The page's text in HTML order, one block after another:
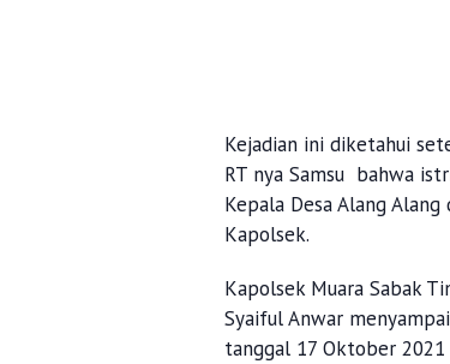
Kejadian ini diketahui
RT nya Samsu bahwa
Kepala Desa Alang
Kapolsek.
Kapolsek Muara Sabak
Syaiful Anwar
tanggal 17 Oktober